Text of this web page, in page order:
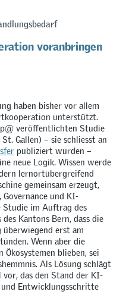
voranbringen
haben bisher vor allem
unterstützt.
veröffentlichten Studie
Gallen) – sie schliesst an
publiziert wurden –
neue Logik. Wissen werde
lernortübergreifend
gemeinsam erzeugt,
Governance und KI-
Studie im Auftrag des
Kantons Bern, dass die
erst am
Wenn aber die
blieben, sei
Als Lösung schlägt
das den Stand der KI-
Entwicklungsschritte